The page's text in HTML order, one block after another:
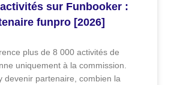
sur Funbooker :
funpro [2026]
plus de 8 000 activités de
uniquement à la commission.
devenir partenaire, combien la